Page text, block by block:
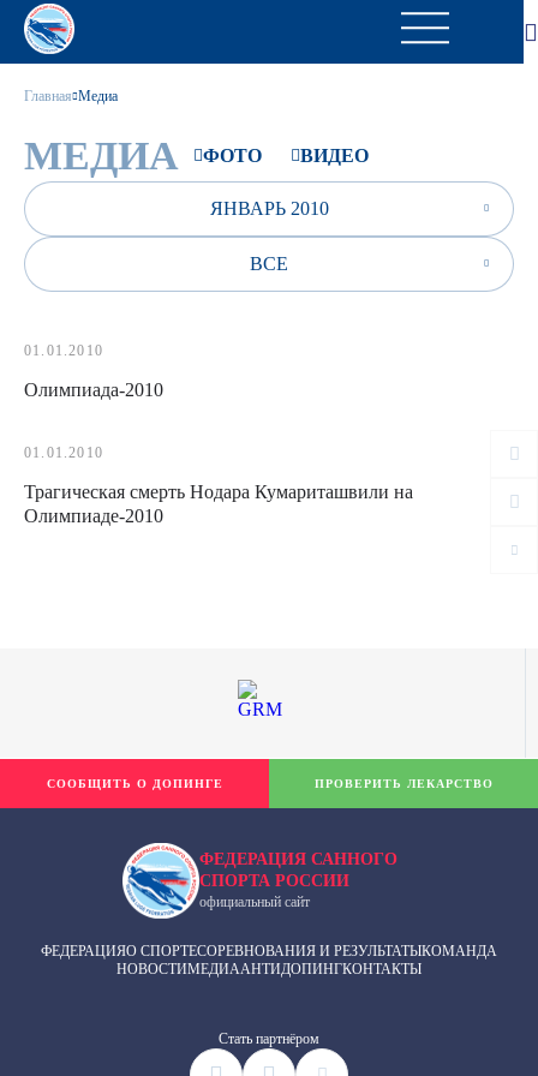
Главная Медиа
МЕДИА ФОТО ВИДЕО
ЯНВАРЬ 2010
ВСЕ
01.01.2010
Олимпиада-2010
01.01.2010
Трагическая смерть Нодара Кумариташвили на
Олимпиаде-2010
ФЕДЕРАЦИЯ САННОГО
СПОРТА РОССИИ
официальный сайт
ФЕДЕРАЦИЯО СПОРТЕСОРЕВНОВАНИЯ И РЕЗУЛЬТАТЫКОМАНДА
НОВОСТИМЕДИААНТИДОПИНГКОНТАКТЫ
Cтать партнёром
СООБЩИТЬ О ДОПИНГЕ ПРОВЕРИТЬ ЛЕКАРСТВО